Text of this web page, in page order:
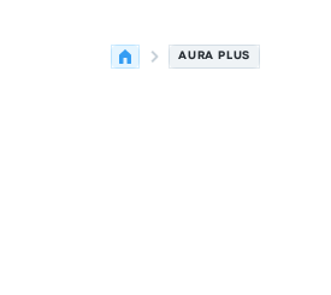
AURA PLUS